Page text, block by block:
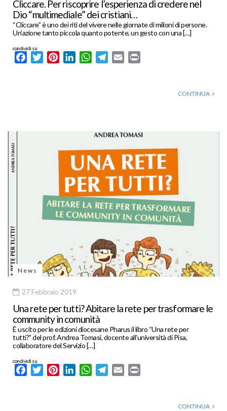
Cliccare. Per riscoprire l’esperienza di credere nel
Dio “multimediale” dei cristiani…
“Cliccare” è uno dei riti del vivere nelle giornate di milioni di persone.
Un’azione tanto piccola quanto potente, un gesto con una […]
condividi su
FacebookTwitterPinterestLinkedInWhatsApp
Telegram
Email
CONTINUA
News
27 Febbraio 2019
Una rete per tutti? Abitare la rete per trasformare le
community in comunità
È uscito per le edizioni diocesane Pharus il libro “Una rete per
tutti?” del prof. Andrea Tomasi, docente all’università di Pisa,
collaboratore del Servizio […]
condividi su
FacebookTwitterPinterestLinkedInWhatsApp
Telegram
Email
CONTINUA